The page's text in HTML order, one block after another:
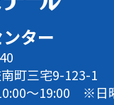
ター
町三宅9-123-1
～19:00 ※日